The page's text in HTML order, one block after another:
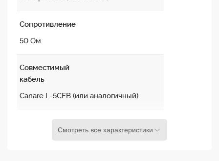
Сопротивление
50 Ом
Совместимый
кабель
Canare L-5CFB (или аналогичный)
Смотреть все характеристики